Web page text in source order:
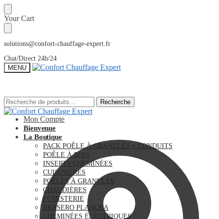
Sauter
à
la
navigation
Skip
to
content
Your Cart
solutions@confort-chauffage-expert.fr
Chat/Direct 24h/24
MENU
Recherche
pour :
Recherche
Mon Compte
Recherche
pour :
Recherche
Bienvenue
La Boutique
PACK POÊLE À GRANULÉS + CONDUITS
POÊLE À BOIS
INSERTS CHEMINÉES
CUISINIÈRES
POÊLES À GRANULÉS
CHAUDIÈRES
FUMISTERIE
BRASERO PLANCHA
CHEMINÉES ÉLECTRIQUES